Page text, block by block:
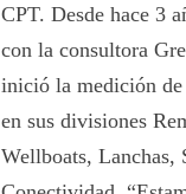
CPT. Desde hace 3
con la consultora
inició la medición
en sus divisiones
Wellboats, Lanchas,